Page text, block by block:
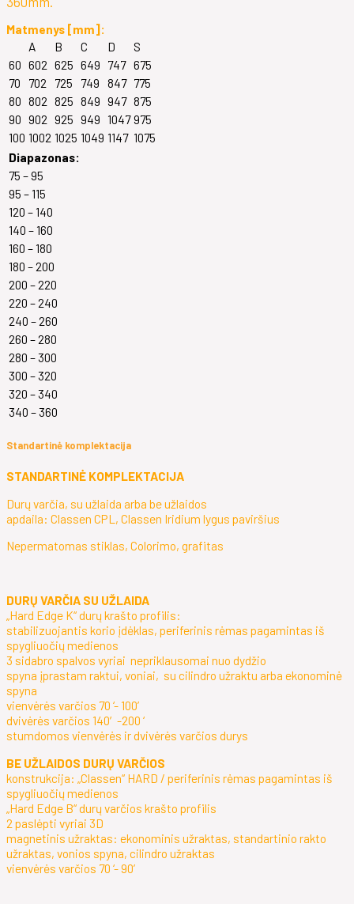
Matmenys [mm]:
A
B C D
S
60 602 625 649 747 675
70
702 725 749 847 775
80 802 825 849 947 875
90 902 925 949 1047 975
100 1002 1025 1049 1147 1075
Diapazonas:
75 – 95
95 – 115
120 – 140
140 – 160
160 – 180
180 – 200
200 – 220
220 – 240
240 – 260
260 – 280
280 – 300
300 – 320
320 – 340
340 – 360
Standartinė komplektacija
STANDARTINĖ KOMPLEKTACIJA
Durų varčia, su užlaida arba be užlaidos
apdaila: Classen CPL, Classen Iridium lygus paviršius
Nepermatomas stiklas, Colorimo, grafitas
DURŲ VARČIA SU UŽLAIDA
„Hard Edge K“ durų krašto profilis:
stabilizuojantis korio įdėklas, periferinis rėmas pagamintas iš
spygliuočių medienos
3 sidabro spalvos vyriai nepriklausomai nuo dydžio
spyna įprastam raktui, voniai, su cilindro užraktu arba ekonominė
spyna
vienvėrės varčios 70 ‘- 100’
dvivėrės varčios 140′-200 ‘
stumdomos vienvėrės ir dvivėrės varčios durys
BE UŽLAIDOS DURŲ VARČIOS
konstrukcija: „Classen“ HARD / periferinis rėmas pagamintas iš
spygliuočių medienos
„Hard Edge B“ durų varčios krašto profilis
2 paslėpti vyriai 3D
magnetinis užraktas: ekonominis užraktas, standartinio rakto
užraktas, vonios spyna, cilindro užraktas
vienvėrės varčios 70 ‘- 90’